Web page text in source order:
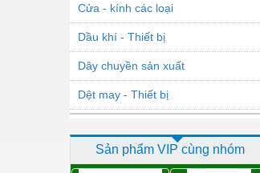
Cửa - kính các loại
Dầu khí - Thiết bị
Dây chuyền sản xuất
Dệt may - Thiết bị
Dịch vụ - Thi công
Sản phẩm VIP cùng nhóm